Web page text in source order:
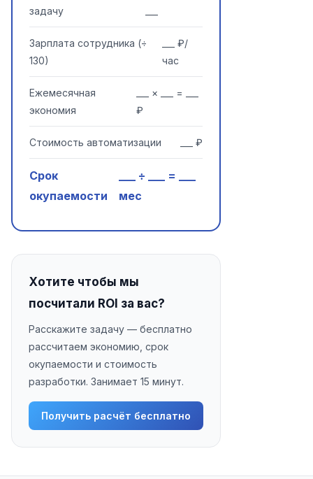
задачу
Зарплата сотрудника (÷
130)
___ ₽/
час
Ежемесячная
экономия
___ × ___ = ___
₽
Стоимость автоматизации ___ ₽
Срок
окупаемости
___ ÷ ___ = ___
мес
Хотите чтобы мы
посчитали ROI за вас?
Расскажите задачу — бесплатно
рассчитаем экономию, срок
окупаемости и стоимость
разработки. Занимает 15 минут.
Получить расчёт бесплатно